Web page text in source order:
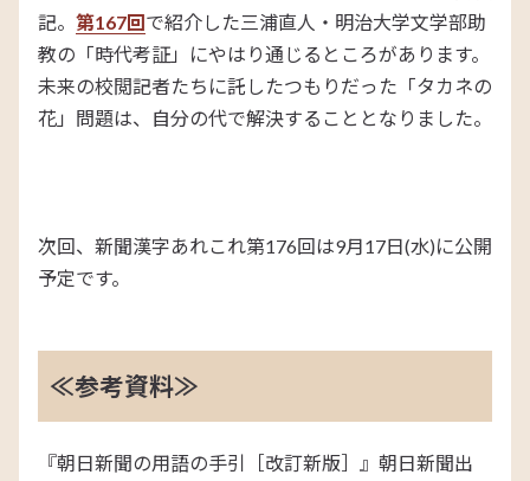
記。 第167回で紹介した三浦直人・明治大学文学部助
教の「時代考証」にやはり通じるところがあります。
未来の校閲記者たちに託したつもりだった「タカネの
花」問題は、自分の代で解決することとなりました。
次回、新聞漢字あれこれ第176回は9月17日(水)に公開
予定です。
≪参考資料≫
『朝日新聞の用語の手引［改訂新版］』朝日新聞出